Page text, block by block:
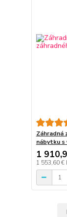
Záhradná
nábytku s
1
1 553,60 €